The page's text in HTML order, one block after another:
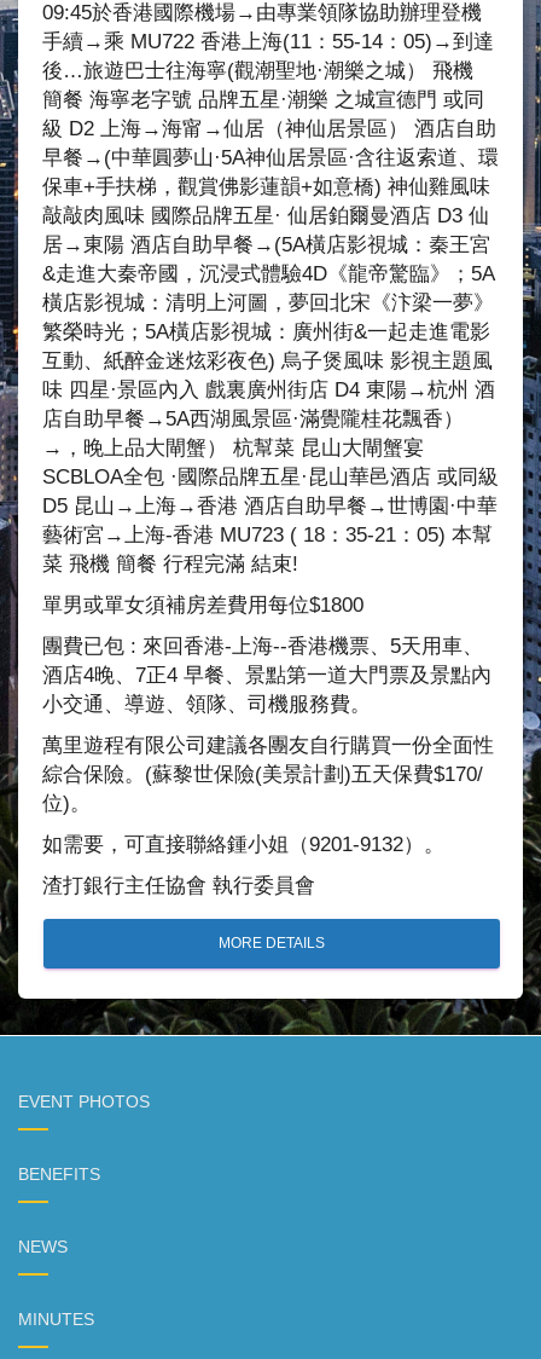
09:45於香港國際機場→由專業領隊協助辦理登機
手續→乘 MU722 香港上海(11：55-14：05)→到達
後…旅遊巴士往海寧(觀潮聖地·潮樂之城） 飛機
簡餐 海寧老字號 品牌五星·潮樂 之城宣德門 或同
級 D2 上海→海甯→仙居（神仙居景區） 酒店自助
早餐→(中華圓夢山·5A神仙居景區·含往返索道、環
保車+手扶梯，觀賞佛影蓮韻+如意橋) 神仙雞風味
敲敲肉風味 國際品牌五星· 仙居鉑爾曼酒店 D3 仙
居→東陽 酒店自助早餐→(5A橫店影視城：秦王宮
&走進大秦帝國，沉浸式體驗4D《龍帝驚臨》；5A
橫店影視城：清明上河圖，夢回北宋《汴梁一夢》
繁榮時光；5A橫店影視城：廣州街&一起走進電影
互動、紙醉金迷炫彩夜色) 烏子煲風味 影視主題風
味 四星·景區內入 戲裏廣州街店 D4 東陽→杭州 酒
店自助早餐→5A西湖風景區·滿覺隴桂花飄香）
→，晚上品大閘蟹） 杭幫菜 昆山大閘蟹宴
SCBLOA全包 ·國際品牌五星·昆山華邑酒店 或同級
D5 昆山→上海→香港 酒店自助早餐→世博園·中華
藝術宮→上海-香港 MU723 ( 18：35-21：05) 本幫
菜 飛機 簡餐 行程完滿 結束!
單男或單女須補房差費用每位$1800
團費已包 : 來回香港-上海--香港機票、5天用車、
酒店4晚、7正4 早餐、景點第一道大門票及景點內
小交通、導遊、領隊、司機服務費。
萬里遊程有限公司建議各團友自行購買一份全面性
綜合保險。(蘇黎世保險(美景計劃)五天保費$170/
位)。
如需要，可直接聯絡鍾小姐（9201-9132）。
渣打銀行主任協會 執行委員會
MORE DETAILS
EVENT PHOTOS
BENEFITS
NEWS
MINUTES